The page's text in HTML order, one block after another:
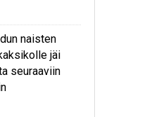
naisten
jäi
seuraaviin